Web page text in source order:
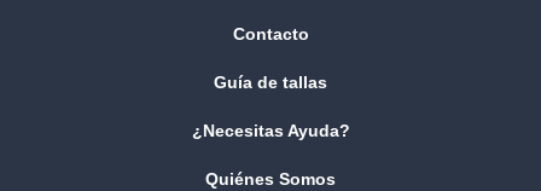
Contacto
Guía de tallas
¿Necesitas Ayuda?
Quiénes Somos